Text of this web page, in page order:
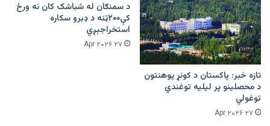
تازه خبر: پاکستان د کونړ پوهنتون
د محصلینو پر لیلیه توغندي
توغولي
۲۷ Apr ۲۰۲۶
د سمنګان له شباشک کان نه ورځ
کې۲۰۰ټنه د ډبرو سکاره
استخراجېږي
۲۷ Apr ۲۰۲۶